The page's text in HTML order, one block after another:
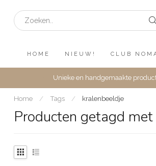
HOME NIEUW! CLUB
Unieke en handgemaakte
Home / Tags / kralenbeeldje
Producten getagd